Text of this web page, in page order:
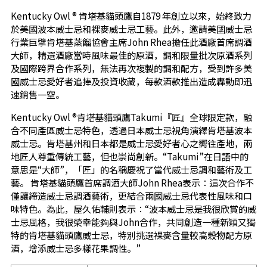
Kentucky Owl ® 肯塔基貓頭鷹自1879 年創立以來，始終致力
於美國波本威士忌和裸麥威士忌工藝。此外，邀請美國威士忌
行業巨擘肯塔基蒸餾協會主席John Rhea擔任此酒廠首席調酒
大師，精選酒廠當時風味最佳的原酒，調和限量批次原酒系列
及國際跨界合作系列，無法再次複製的調和配方，受到許多美
國威士忌愛好者追捧及投資收藏，每款酒款推出造成轟動即迅
速銷售一空。
Kentucky Owl ®肯塔基貓頭鷹Takumi『匠』全球限定款，融
合不同產區威士忌特色，透過日本威士忌視角演繹肯塔基波本
威士忌。肯塔基州和日本都是威士忌愛好者心之嚮往產地，兩
地匠人尊重傳統工藝，但也崇尚創新。“Takumi”在日語中的
意思是“大師”，「匠」的名稱慶祝了當代威士忌調和藝術及工
藝。 肯塔基貓頭鷹首席調酒大師John Rhea表示：這次合作不
僅讓締造威士忌調酒藝術，更結合兩國威士忌代表性風味和口
味特色。為此，屋久佑輔則表示：“波本威士忌是我很欣賞的威
士忌風格，我很榮幸能夠與John合作，共同創造一種新穎又獨
特的肯塔基貓頭鷹威士忌，特別挑選裸麥含量較高穀物配方原
酒，增添威士忌多樣花果調性。”